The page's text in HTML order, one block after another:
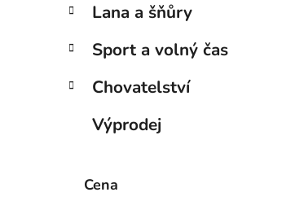
Lana a šňůry
Sport a volný čas
Chovatelství
Výprodej
Cena